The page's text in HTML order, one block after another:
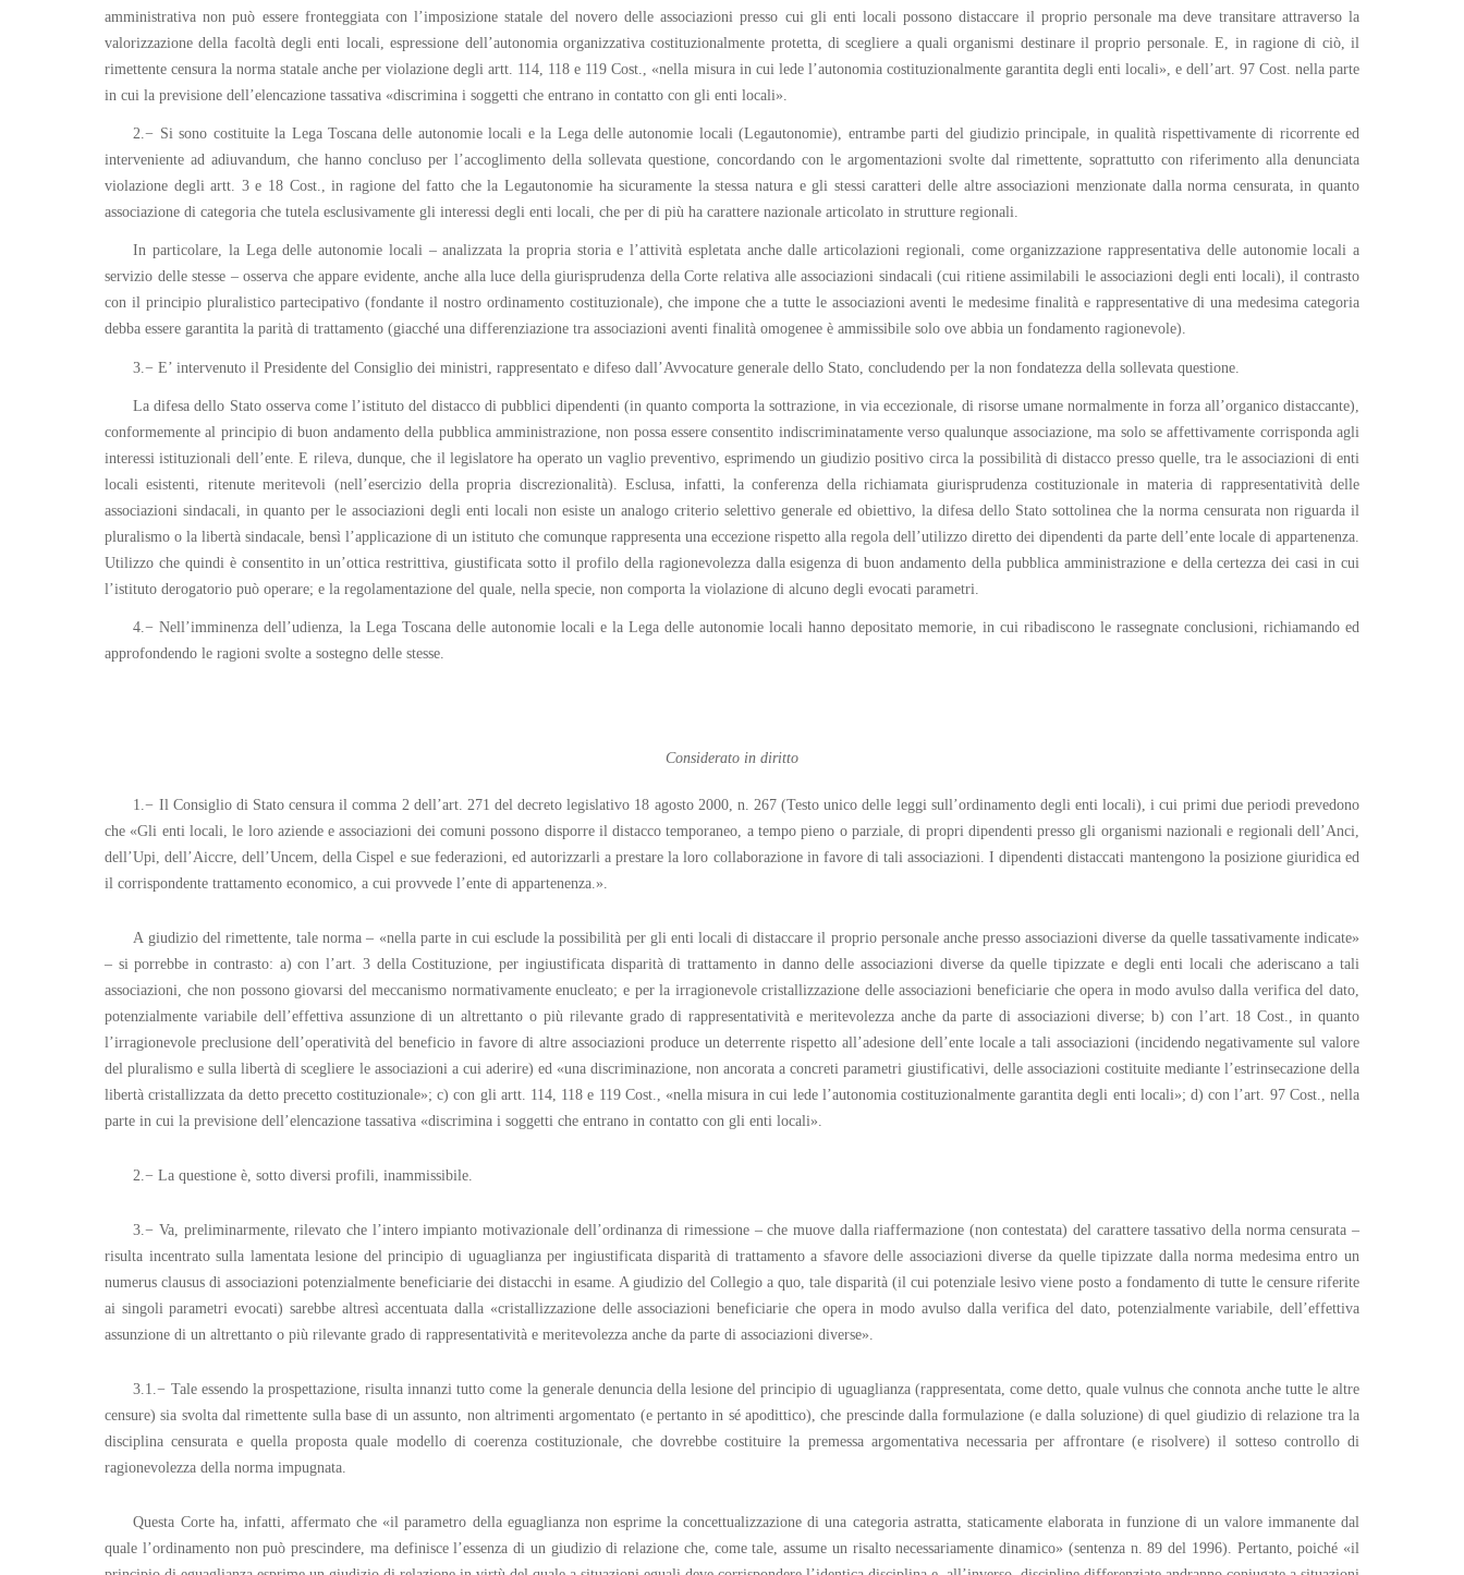
amministrativa non può essere fronteggiata con l’imposizione statale del novero delle associazioni presso cui gli enti locali possono distaccare il proprio personale ma deve transitare attraverso la
valorizzazione della facoltà degli enti locali, espressione dell’autonomia organizzativa costituzionalmente protetta, di scegliere a quali organismi destinare il proprio personale. E, in ragione di ciò, il
rimettente censura la norma statale anche per violazione degli artt. 114, 118 e 119 Cost., «nella misura in cui lede l’autonomia costituzionalmente garantita degli enti locali», e dell’art. 97 Cost. nella parte
in cui la previsione dell’elencazione tassativa «discrimina i soggetti che entrano in contatto con gli enti locali».
2.− Si sono costituite la Lega Toscana delle autonomie locali e la Lega delle autonomie locali (Legautonomie), entrambe parti del giudizio principale, in qualità rispettivamente di ricorrente ed
interveniente ad adiuvandum, che hanno concluso per l’accoglimento della sollevata questione, concordando con le argomentazioni svolte dal rimettente, soprattutto con riferimento alla denunciata
violazione degli artt. 3 e 18 Cost., in ragione del fatto che la Legautonomie ha sicuramente la stessa natura e gli stessi caratteri delle altre associazioni menzionate dalla norma censurata, in quanto
associazione di categoria che tutela esclusivamente gli interessi degli enti locali, che per di più ha carattere nazionale articolato in strutture regionali.
In particolare, la Lega delle autonomie locali – analizzata la propria storia e l’attività espletata anche dalle articolazioni regionali, come organizzazione rappresentativa delle autonomie locali a
servizio delle stesse – osserva che appare evidente, anche alla luce della giurisprudenza della Corte relativa alle associazioni sindacali (cui ritiene assimilabili le associazioni degli enti locali), il contrasto
con il principio pluralistico partecipativo (fondante il nostro ordinamento costituzionale), che impone che a tutte le associazioni aventi le medesime finalità e rappresentative di una medesima categoria
debba essere garantita la parità di trattamento (giacché una differenziazione tra associazioni aventi finalità omogenee è ammissibile solo ove abbia un fondamento ragionevole).
3.− E’ intervenuto il Presidente del Consiglio dei ministri, rappresentato e difeso dall’Avvocature generale dello Stato, concludendo per la non fondatezza della sollevata questione.
La difesa dello Stato osserva come l’istituto del distacco di pubblici dipendenti (in quanto comporta la sottrazione, in via eccezionale, di risorse umane normalmente in forza all’organico distaccante),
conformemente al principio di buon andamento della pubblica amministrazione, non possa essere consentito indiscriminatamente verso qualunque associazione, ma solo se affettivamente corrisponda agli
interessi istituzionali dell’ente. E rileva, dunque, che il legislatore ha operato un vaglio preventivo, esprimendo un giudizio positivo circa la possibilità di distacco presso quelle, tra le associazioni di enti
locali esistenti, ritenute meritevoli (nell’esercizio della propria discrezionalità). Esclusa, infatti, la conferenza della richiamata giurisprudenza costituzionale in materia di rappresentatività delle
associazioni sindacali, in quanto per le associazioni degli enti locali non esiste un analogo criterio selettivo generale ed obiettivo, la difesa dello Stato sottolinea che la norma censurata non riguarda il
pluralismo o la libertà sindacale, bensì l’applicazione di un istituto che comunque rappresenta una eccezione rispetto alla regola dell’utilizzo diretto dei dipendenti da parte dell’ente locale di appartenenza.
Utilizzo che quindi è consentito in un’ottica restrittiva, giustificata sotto il profilo della ragionevolezza dalla esigenza di buon andamento della pubblica amministrazione e della certezza dei casi in cui
l’istituto derogatorio può operare; e la regolamentazione del quale, nella specie, non comporta la violazione di alcuno degli evocati parametri.
4.− Nell’imminenza dell’udienza, la Lega Toscana delle autonomie locali e la Lega delle autonomie locali hanno depositato memorie, in cui ribadiscono le rassegnate conclusioni, richiamando ed
approfondendo le ragioni svolte a sostegno delle stesse.
Considerato in diritto
1.− Il Consiglio di Stato censura il comma 2 dell’art. 271 del decreto legislativo 18 agosto 2000, n. 267 (Testo unico delle leggi sull’ordinamento degli enti locali), i cui primi due periodi prevedono
che «Gli enti locali, le loro aziende e associazioni dei comuni possono disporre il distacco temporaneo, a tempo pieno o parziale, di propri dipendenti presso gli organismi nazionali e regionali dell’Anci,
dell’Upi, dell’Aiccre, dell’Uncem, della Cispel e sue federazioni, ed autorizzarli a prestare la loro collaborazione in favore di tali associazioni. I dipendenti distaccati mantengono la posizione giuridica ed
il corrispondente trattamento economico, a cui provvede l’ente di appartenenza.».
A giudizio del rimettente, tale norma – «nella parte in cui esclude la possibilità per gli enti locali di distaccare il proprio personale anche presso associazioni diverse da quelle tassativamente indicate»
– si porrebbe in contrasto: a) con l’art. 3 della Costituzione, per ingiustificata disparità di trattamento in danno delle associazioni diverse da quelle tipizzate e degli enti locali che aderiscano a tali
associazioni, che non possono giovarsi del meccanismo normativamente enucleato; e per la irragionevole cristallizzazione delle associazioni beneficiarie che opera in modo avulso dalla verifica del dato,
potenzialmente variabile dell’effettiva assunzione di un altrettanto o più rilevante grado di rappresentatività e meritevolezza anche da parte di associazioni diverse; b) con l’art. 18 Cost., in quanto
l’irragionevole preclusione dell’operatività del beneficio in favore di altre associazioni produce un deterrente rispetto all’adesione dell’ente locale a tali associazioni (incidendo negativamente sul valore
del pluralismo e sulla libertà di scegliere le associazioni a cui aderire) ed «una discriminazione, non ancorata a concreti parametri giustificativi, delle associazioni costituite mediante l’estrinsecazione della
libertà cristallizzata da detto precetto costituzionale»; c) con gli artt. 114, 118 e 119 Cost., «nella misura in cui lede l’autonomia costituzionalmente garantita degli enti locali»; d) con l’art. 97 Cost., nella
parte in cui la previsione dell’elencazione tassativa «discrimina i soggetti che entrano in contatto con gli enti locali».
2.− La questione è, sotto diversi profili, inammissibile.
3.− Va, preliminarmente, rilevato che l’intero impianto motivazionale dell’ordinanza di rimessione – che muove dalla riaffermazione (non contestata) del carattere tassativo della norma censurata –
risulta incentrato sulla lamentata lesione del principio di uguaglianza per ingiustificata disparità di trattamento a sfavore delle associazioni diverse da quelle tipizzate dalla norma medesima entro un
numerus clausus di associazioni potenzialmente beneficiarie dei distacchi in esame. A giudizio del Collegio a quo, tale disparità (il cui potenziale lesivo viene posto a fondamento di tutte le censure riferite
ai singoli parametri evocati) sarebbe altresì accentuata dalla «cristallizzazione delle associazioni beneficiarie che opera in modo avulso dalla verifica del dato, potenzialmente variabile, dell’effettiva
assunzione di un altrettanto o più rilevante grado di rappresentatività e meritevolezza anche da parte di associazioni diverse».
3.1.− Tale essendo la prospettazione, risulta innanzi tutto come la generale denuncia della lesione del principio di uguaglianza (rappresentata, come detto, quale vulnus che connota anche tutte le altre
censure) sia svolta dal rimettente sulla base di un assunto, non altrimenti argomentato (e pertanto in sé apodittico), che prescinde dalla formulazione (e dalla soluzione) di quel giudizio di relazione tra la
disciplina censurata e quella proposta quale modello di coerenza costituzionale, che dovrebbe costituire la premessa argomentativa necessaria per affrontare (e risolvere) il sotteso controllo di
ragionevolezza della norma impugnata.
Questa Corte ha, infatti, affermato che «il parametro della eguaglianza non esprime la concettualizzazione di una categoria astratta, staticamente elaborata in funzione di un valore immanente dal
quale l’ordinamento non può prescindere, ma definisce l’essenza di un giudizio di relazione che, come tale, assume un risalto necessariamente dinamico» (sentenza n. 89 del 1996). Pertanto, poiché «il